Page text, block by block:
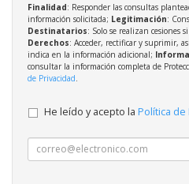
Finalidad: Responder las consultas
información solicitada; Legitimación:
Destinatarios: Solo se realizan cesiones
Derechos: Acceder, rectificar y suprimir,
indica en la información adicional;
consultar la información completa de
de Privacidad
He leído y acepto la Política de